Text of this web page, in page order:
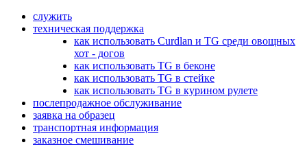
служить
техническая поддержка
как использовать Curdlan и TG среди овощных
хот - догов
как использовать TG в беконе
как использовать TG в стейке
как использовать TG в курином рулете
послепродажное обслуживание
заявка на образец
транспортная информация
заказное смешивание